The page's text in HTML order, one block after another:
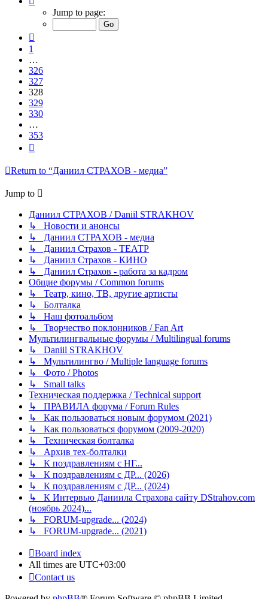
328
Jump to page:
1
…
326
327
328
329
330
…
353
Return to “Даниил СТРАХОВ - медиа”
Jump to
Даниил СТРАХОВ / Daniil STRAKHOV
↳ Новости и анонсы
↳ Даниил СТРАХОВ - медиа
↳ Даниил Страхов - ТЕАТР
↳ Даниил Страхов - КИНО
↳ Даниил Страхов - работа за кадром
Общие форумы / Common forums
↳ Театр, кино, ТВ, другие артисты
↳ Болталка
↳ Наш фотоальбом
↳ Творчество поклонников / Fan Art
Мультилингвальные форумы / Multilingual forums
↳ Daniil STRAKHOV
↳ Мультилингво / Multiple language forums
↳ Фото / Photos
↳ Small talks
Техническая поддержка / Technical support
↳ ПРАВИЛА форума / Forum Rules
↳ Как пользоваться новым форумом (2021)
↳ Как пользоваться форумом (2009-2020)
↳ Техническая болталка
↳ Архив тех-болталки
↳ К поздравлениям с НГ...
↳ К поздравлениям с ДР... (2026)
↳ К поздравлениям с ДР... (2024)
↳ К Интервью Даниила Страхова сайту DStrahov.com
(ноябрь 2024)...
↳ FORUM-upgrade... (2024)
↳ FORUM-upgrade... (2021)
Board index
All times are UTC+03:00
Contact us